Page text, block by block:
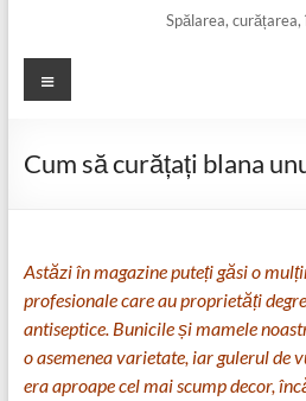
Spălarea,
Meniu
Cum să curățați blana
Astăzi în magazine puteți găsi o
profesionale care au proprietăți
antiseptice. Bunicile și mamele
o asemenea varietate, iar gulerul de
era aproape cel mai scump decor,